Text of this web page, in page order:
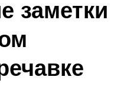
заметки